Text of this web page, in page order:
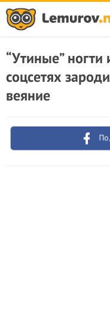
“Утиные”
соцсетях
веяние